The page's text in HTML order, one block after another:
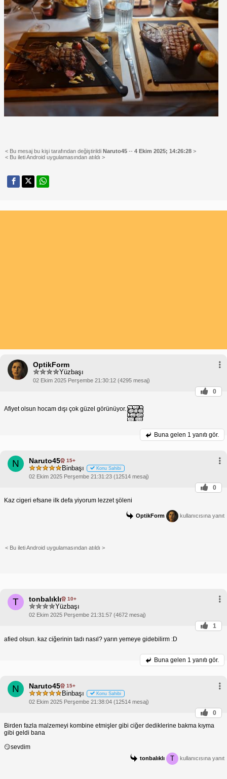
< Bu mesaj bu kişi tarafından değiştirildi Naruto45 -- 4 Ekim 2025; 14:26:28 >
< Bu ileti Android uygulamasından atıldı >
OptikForm
Yüzbaşı
02 Ekim 2025 Perşembe 21:30:12 (4295 mesaj)
0
Afiyet olsun hocam dışı çok güzel görünüyor.
Buna gelen 1 yanıtı gör.
N Naruto45 15+
Binbaşı Konu Sahibi
02 Ekim 2025 Perşembe 21:31:23 (12514 mesaj)
0
Kaz cigeri efsane ilk defa yiyorum lezzet şöleni
OptikForm kullanıcısına yanıt
< Bu ileti Android uygulamasından atıldı >
T tonbalıklı 10+
Yüzbaşı
02 Ekim 2025 Perşembe 21:31:57 (4672 mesaj)
1
afied olsun. kaz ciğerinin tadı nasıl? yarın yemeye gidebilirm :D
Buna gelen 1 yanıtı gör.
N Naruto45 15+
Binbaşı Konu Sahibi
02 Ekim 2025 Perşembe 21:38:04 (12514 mesaj)
0
Birden fazla malzemeyi kombine etmişler gibi ciğer dediklerine bakma kıyma
gibi geldi bana
😏sevdim
tonbalıklı T kullanıcısına yanıt